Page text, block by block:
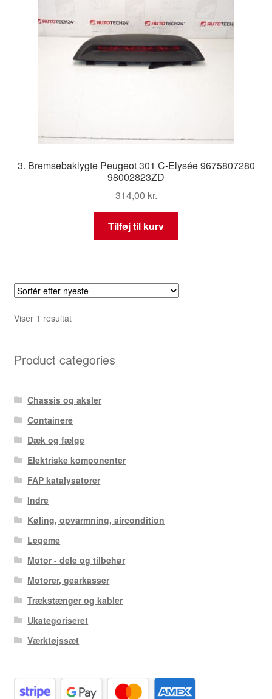
3. Bremsebaklygte Peugeot 301 C-Elysée 9675807280
98002823ZD
314,00 kr.
Tilføj til kurv
Viser 1 resultat
Product categories
Chassis og aksler
Containere
Dæk og fælge
Elektriske komponenter
FAP katalysatorer
Indre
Køling, opvarmning, aircondition
Legeme
Motor - dele og tilbehør
Motorer, gearkasser
Trækstænger og kabler
Ukategoriseret
Værktøjssæt